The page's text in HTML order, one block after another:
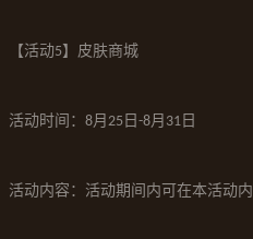
【活动5】皮肤商城
活动时间： 8月 25 日 -8月 31 日
活动内容：活动期间内可在本活动内